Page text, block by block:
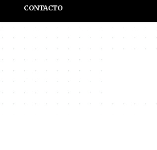
CONTACTO